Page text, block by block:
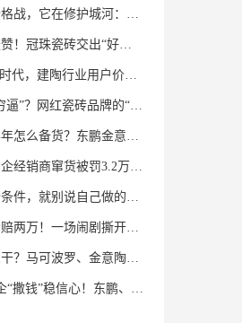
别人在打价格战，它在修护城河：新明珠岩板的逆势密码
迪丽热巴盛赞！冠珠瓷砖交出“好房子”的标准答卷
告别“盲选”时代，建陶行业用户价值正在被改写！
骂业主是“穷逼”？网红瓷砖品牌的“真实面目”被揭开了！
经销商下半年怎么备货？东鹏金意陶马可波罗等10大品牌集体亮剑
又有头部陶企经销商窜货被罚3.2万！品牌区域保护岌岌可危？
达不到这个条件，就别说自己做的是质感砖！
三块瓷砖索赔两万！一场闹剧撕开了装修“碰瓷”的遮羞布
接下来怎么干？马可波罗、金意陶、蒙娜丽莎、箭牌、欧神诺、宏宇…
8家上市陶企“撒钱”稳信心！东鹏、蒙娜丽莎等启动回购增持